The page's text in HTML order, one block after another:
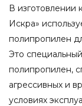
В изготовлении
Искра»
полипропилен
Это
полипропилен,
агрессивных и
условиях